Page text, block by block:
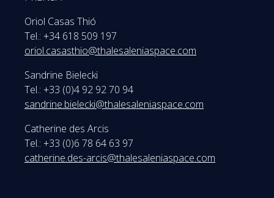
Oriol Casas Thió
Tel.: +34 618 509 197
oriol.casasthio@thalesaleniaspace.com
Sandrine Bielecki
Tel.: +33 (0)4 92 92 70 94
sandrine.bielecki@thalesaleniaspace.com
Catherine des Arcis
Tel.: +33 (0)6 78 64 63 97
catherine.des-arcis@thalesaleniaspace.com